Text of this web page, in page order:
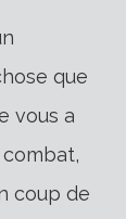
que
vous a
coup de